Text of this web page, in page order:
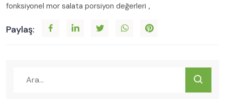
fonksiyonel mor salata porsiyon değerleri ,
Paylaş: